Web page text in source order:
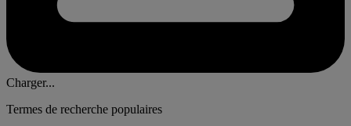
Charger...
Termes de recherche populaires